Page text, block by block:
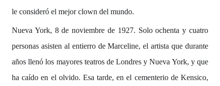
le consideró el mejor clown del mundo.
Nueva York, 8 de noviembre de 1927. Solo ochenta y cuatro
personas asisten al entierro de Marceline, el artista que durante
años llenó los mayores teatros de Londres y Nueva York, y que
ha caído en el olvido. Esa tarde, en el cementerio de Kensico,